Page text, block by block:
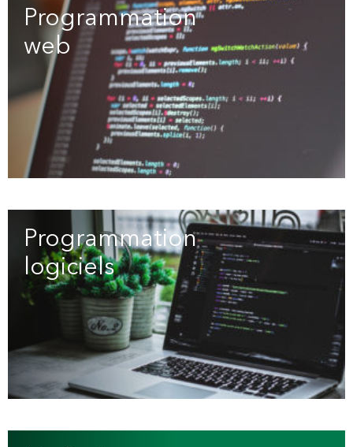
Programmation
web
Programmation
logiciels